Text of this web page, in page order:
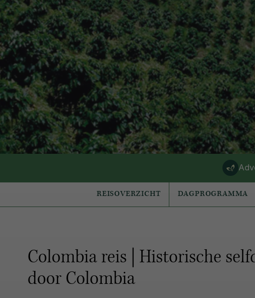
REISOVERZICHT DAGPROGRAMMA
Colombia reis | Historische
door Colombia